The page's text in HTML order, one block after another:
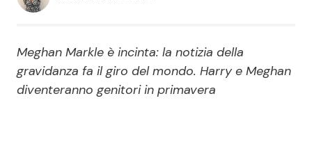
Persone Scomparse
Politica Reality e Talent
Soap Opera
Meghan Markle è incinta: la notizia della
gravidanza fa il giro del mondo. Harry e Meghan
diventeranno genitori in primavera